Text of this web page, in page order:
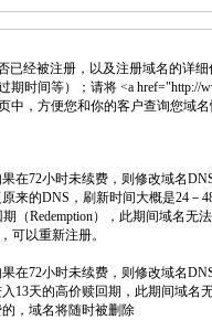
已经被注册，以及注册域名的详
时间等）；请将 <a href="http://
中，方便您和你的客户查询您域
在72小时未续费，则修改域名
来的DNS，刷新时间大概是24－
（Redemption），此期间域名无
可以重新注册。
在72小时未续费，则修改域名
13天的高价赎回期，此期间域名
，域名将随时被删除